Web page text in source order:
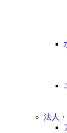
法人